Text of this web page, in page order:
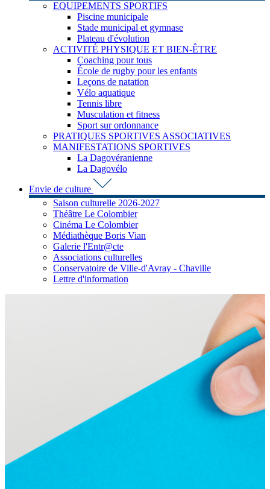
EQUIPEMENTS SPORTIFS
Piscine municipale
Stade municipal et gymnase
Plateau d'évolution
ACTIVITÉ PHYSIQUE ET BIEN-ÊTRE
Coaching pour tous
École de rugby pour les enfants
Leçons de natation
Vélo aquatique
Tennis libre
Musculation et fitness
Sport sur ordonnance
PRATIQUES SPORTIVES ASSOCIATIVES
MANIFESTATIONS SPORTIVES
La Dagovéranienne
La Dagovélo
Envie de culture
Saison culturelle 2026-2027
Théâtre Le Colombier
Cinéma Le Colombier
Médiathèque Boris Vian
Galerie l'Entr@cte
Associations culturelles
Conservatoire de Ville-d'Avray - Chaville
Lettre d'information